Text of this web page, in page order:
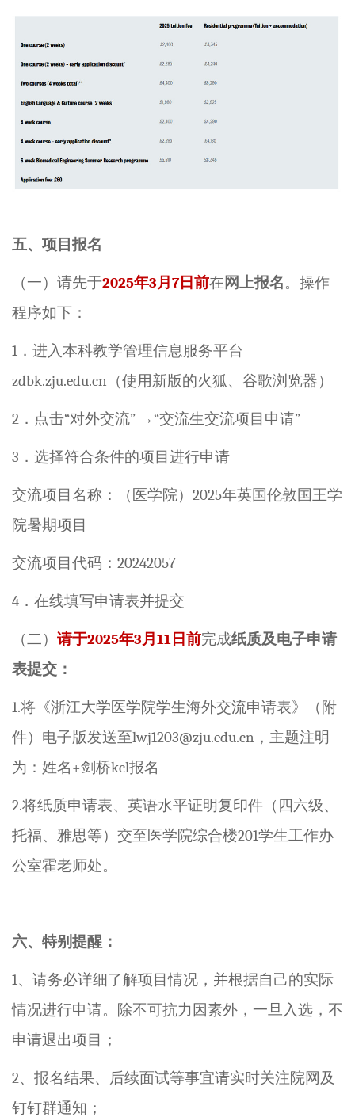
五、项目报名
（一）请先于2025年3月 7 日前在 网上报名。操作
程序如下：
1 ．进入本科教学管理信息服务平台
zdbk.zju.edu.cn （使用新版的火狐、谷歌浏览器）
2 ．点击“对外交流” → “交流生交流项目申请”
3 ．选择符合条件的项目进行申请
交流项目名称： （医学院） 2025年英国伦敦国王学
院暑期项目
交流项目代码： 20242057
4 ．在线填写申请表并提交
（二） 请于2025年3月 11 日前完成纸质及电子申请
表提交 ：
1.将《浙江大学医学院学生海外交流申请表》（附
件）电子版发送至lwj1203@zju.edu.cn ，主题注明
为：姓名+剑桥kcl报名
2.将纸质申请表、英语水平证明复印件（四六级、
托福、雅思等）交至医学院综合楼201学生工作办
公室霍老师处。
六、特别提醒：
1、请务必详细了解项目情况，并根据自己的实际
情况进行申请。除不可抗力因素外， 一旦入选，不
申请退出项目；
2、报名结果、后续面试等事宜请实时关注院网 及
钉钉群通知；